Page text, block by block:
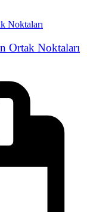
Ortak Noktaları